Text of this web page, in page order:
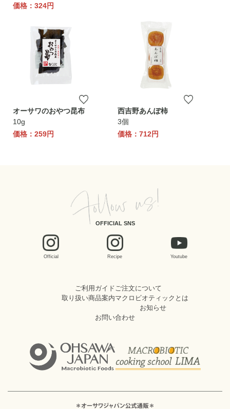
価格：324円
オーサワのおやつ昆布
10g
価格：259円
西吉野あんぽ柿
3個
価格：712円
OFFICIAL SNS
Official Recipe Youtube
ご利用ガイドご注文について
取り扱い商品案内マクロビオティックとは
お知らせ
お問い合わせ